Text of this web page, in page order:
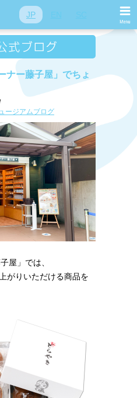
JP
ナー藤子屋」でちょ
ージアムブログ
屋」では、
がりいただける商品を